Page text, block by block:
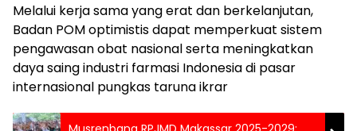
Melalui kerja sama yang erat dan berkelanjutan,
Badan POM optimistis dapat memperkuat sistem
pengawasan obat nasional serta meningkatkan
daya saing industri farmasi Indonesia di pasar
internasional pungkas taruna ikrar